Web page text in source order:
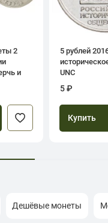
2
и
5 рублей
UNC
5 ₽
Купить
Дешёвые монеты